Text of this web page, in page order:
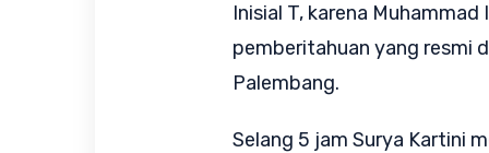
Inisial T, karena
pemberitahuan yang resmi
Palembang.
Selang 5 jam Surya Kartini